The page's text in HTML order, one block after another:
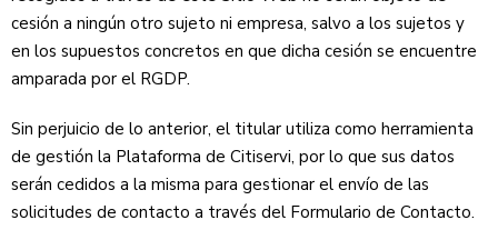
cesión a ningún otro sujeto ni empresa, salvo a los sujetos y
en los supuestos concretos en que dicha cesión se encuentre
amparada por el RGDP.
Sin perjuicio de lo anterior, el titular utiliza como herramienta
de gestión la Plataforma de Citiservi, por lo que sus datos
serán cedidos a la misma para gestionar el envío de las
solicitudes de contacto a través del Formulario de Contacto.